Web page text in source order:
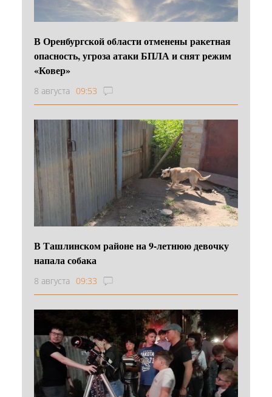
В Оренбургской области отменены ракетная
опасность, угроза атаки БПЛА и снят режим
«Ковер»
8 августа 09:53
В Ташлинском районе на 9-летнюю девочку
напала собака
8 августа 09:33